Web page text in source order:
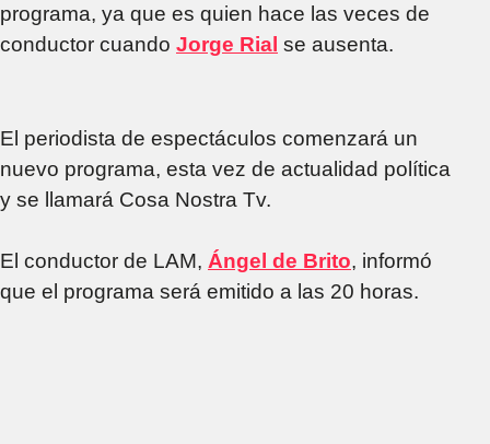
programa, ya que es quien hace las veces de
conductor cuando Jorge Rial se ausenta.
El periodista de espectáculos comenzará un
nuevo programa, esta vez de actualidad política
y se llamará Cosa Nostra Tv.
El conductor de LAM, Ángel de Brito, informó
que el programa será emitido a las 20 horas.